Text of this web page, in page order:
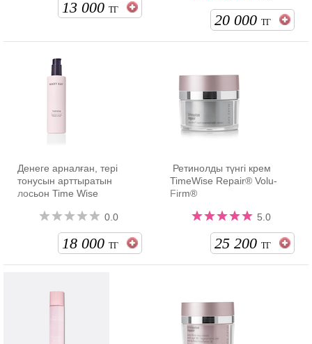
13 000 ТГ
20 000 ТГ
Денеге арналған, тері
тонусын арттыратын
лосьон Time Wise
0.0
18 000 ТГ
Ретинолды түнгі крем
TimeWise Repair® Volu-
Firm®
5.0
25 200 ТГ